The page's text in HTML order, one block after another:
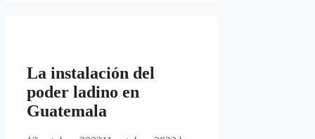
La instalación del
poder ladino en
Guatemala